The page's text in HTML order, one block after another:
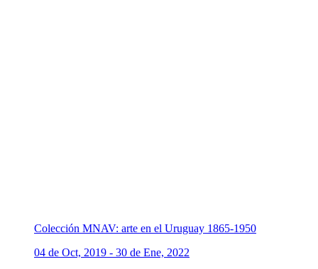
Colección MNAV: arte en el Uruguay 1865-1950
04 de Oct, 2019 - 30 de Ene, 2022